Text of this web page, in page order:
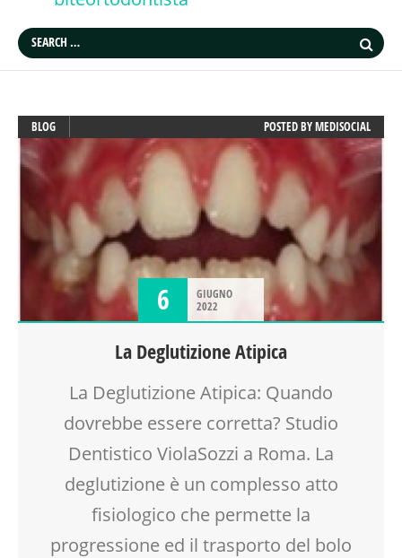
BLOG POSTED BYMEDISOCIAL
6
GIUGNO
2022
La Deglutizione Atipica
La Deglutizione Atipica: Quando
dovrebbe essere corretta? Studio
Dentistico ViolaSozzi a Roma. La
deglutizione è un complesso atto
fisiologico che permette la
progressione ed il trasporto del bolo